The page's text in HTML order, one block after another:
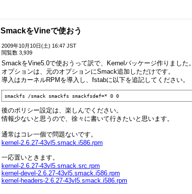
SmackをVineで使おう
2009年10月10日(土) 16:47 JST
閲覧数 3,939
SmackをVine5.0で使おうって訳で、Kernelパッケージ作りました。
オプションは、元のオプションにSmack追加しただけです。
導入はカーネルRPMを導入し、fstabに以下を追記してください。
smackfs /smack smackfs smackfsdef=* 0 0
後のポリシー設定は、楽しんでください。
情報少ないと思うので、徐々に書いて行きたいと思います。
通常はコレ一個で問題ないです。
kernel-2.6.27-43vl5.smack.i586.rpm
一応置いときます。
kernel-2.6.27-43vl5.smack.src.rpm
kernel-devel-2.6.27-43vl5.smack.i586.rpm
kernel-headers-2.6.27-43vl5.smack.i586.rpm